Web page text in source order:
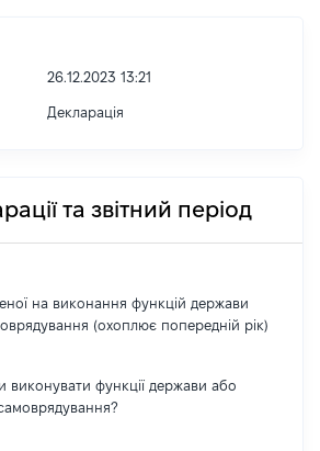
26.12.2023 13:21
Декларація
та звітний період
на виконання функцій держави
(охоплює попередній рік)
виконувати функції держави або